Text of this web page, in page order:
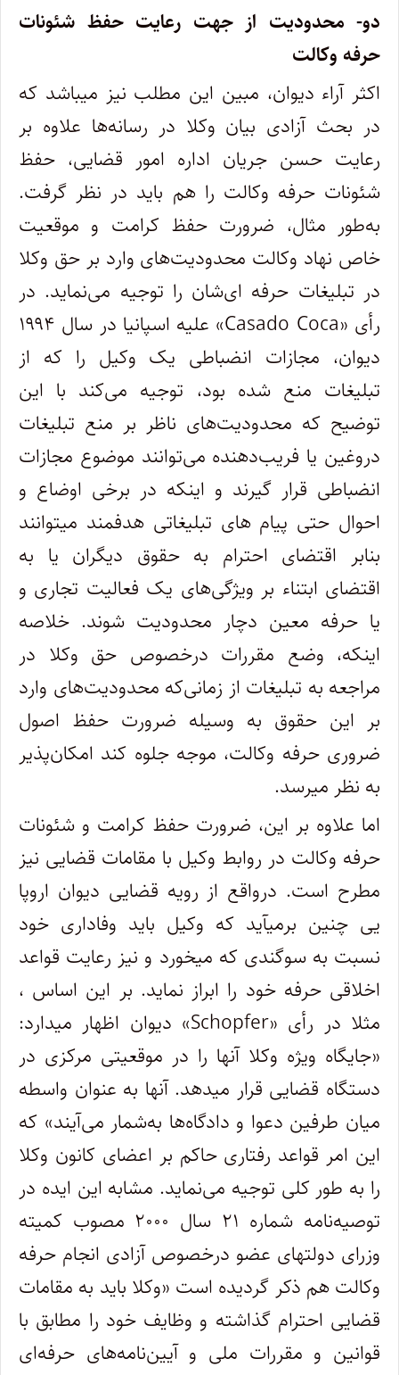
دو- محدودیت از جهت رعایت حفظ شئونات
حرفه وکالت
اکثر آراء دیوان، مبین این مطلب نیز میباشد که
در بحث آزادی بیان وکلا در رسانهها علاوه بر
رعایت حسن جریان اداره امور قضایی، حفظ
شئونات حرفه وکالت را هم باید در نظر گرفت.
بهطور مثال، ضرورت حفظ کرامت و موقعیت
خاص نهاد وکالت محدودیتهای وارد بر حق وکلا
در تبلیغات حرفه ایشان را توجیه مینماید. در
رأی Casado Coca»
» علیه اسپانیا در سال ۱۹۹۴
دیوان، مجازات انضباطی یک وکیل را که از
تبلیغات منع شده بود، توجیه میکند با این
توضیح که محدودیتهای ناظر بر منع تبلیغات
دروغین یا فریبدهنده میتوانند موضوع مجازات
انضباطی قرار گیرند و اینکه در برخی اوضاع و
احوال حتی پیام های تبلیغاتی هدفمند میتوانند
بنابر اقتضای احترام به حقوق دیگران یا به
اقتضای ابتناء بر ویژگیهای یک فعالیت تجاری و
یا حرفه معین دچار محدودیت شوند. خلاصه
اینکه، وضع مقررات درخصوص حق وکلا در
مراجعه به تبلیغات از زمانیکه محدودیتهای وارد
بر این حقوق به وسیله ضرورت حفظ اصول
ضروری حرفه وکالت، موجه جلوه کند امکانپذیر
به نظر میرسد.
اما علاوه بر این، ضرورت حفظ کرامت و شئونات
حرفه وکالت در روابط وکیل با مقامات قضایی نیز
مطرح است. درواقع از رویه قضایی دیوان اروپا
یی چنین برمیآید که وکیل باید وفاداری خود
نسبت به سوگندی که میخورد و نیز رعایت قواعد
اخلاقی حرفه خود را ابراز نماید. بر این اساس ،
مثلا در رأی «Schopfer» دیوان اظهار میدارد:
«جایگاه ویژه وکلا آنها را در موقعیتی مرکزی در
دستگاه قضایی قرار میدهد. آنها به عنوان واسطه
میان طرفین دعوا و دادگاهها بهشمار میآیند» که
این امر قواعد رفتاری حاکم بر اعضای کانون وکلا
را به طور کلی توجیه مینماید. مشابه این ایده در
توصیه
نامه شماره ۲۱ سال ۲۰۰۰ مصوب کمیته
وزرای دولتهای عضو درخصوص آزادی انجام حرفه
وکالت هم ذکر گردیده است «وکلا باید به مقامات
قضایی احترام گذاشته و وظایف خود را مطابق با
قوانین و مقررات ملی و آییننامههای حرفهای